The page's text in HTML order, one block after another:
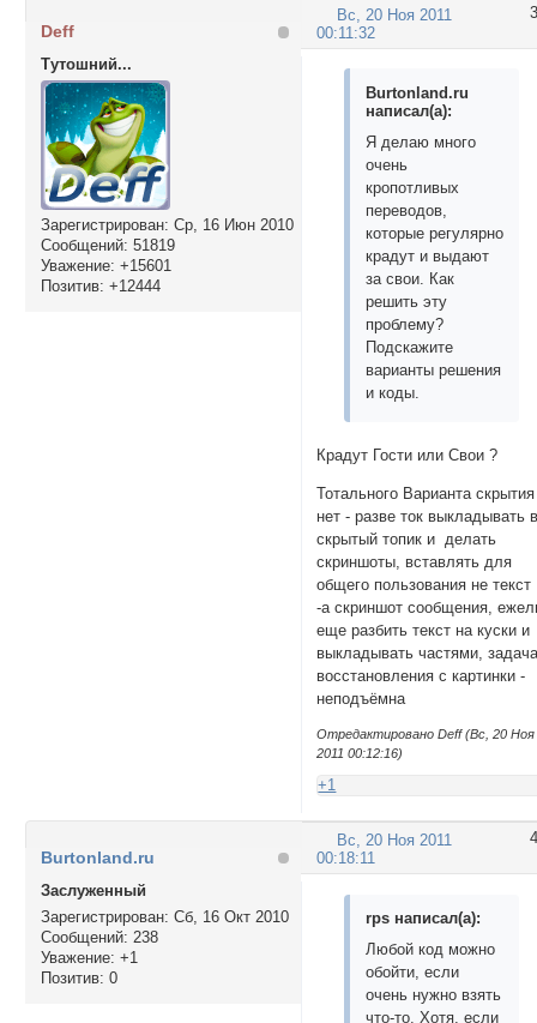
3
Вс, 20 Ноя 2011
00:11:32
Deff
Тутошний...
Зарегистрирован: Ср, 16 Июн 2010
Сообщений: 51819
Уважение: +15601
Позитив: +12444
Burtonland.ru
написал(а):
Я делаю много
очень
кропотливых
переводов,
которые регулярно
крадут и выдают
за свои. Как
решить эту
проблему?
Подскажите
варианты решения
и коды.
Крадут Гости или Свои ?
Тотального Варианта скрытия
нет - разве ток выкладывать
скрытый топик и делать
скриншоты, вставлять для
общего пользования не текст
-а скриншот сообщения,
еще разбить текст на куски и
выкладывать частями,
восстановления с картинки -
неподъёмна
Отредактировано Deff (Вс, 20 Ноя
2011 00:12:16)
+1
4
Вс, 20 Ноя 2011
00:18:11
Burtonland.ru
Заслуженный
Зарегистрирован: Сб, 16 Окт 2010
Сообщений: 238
Уважение: +1
Позитив: 0
rps написал(а):
Любой код можно
обойти, если
очень нужно взять
что-то. Хотя, если